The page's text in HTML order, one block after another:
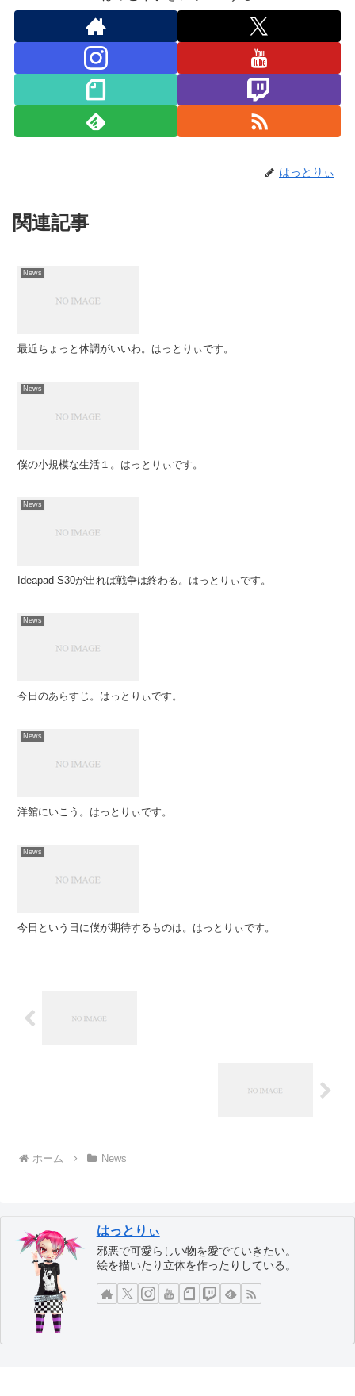
はっとりぃ
関連記事
News
最近ちょっと体調がいいわ。はっとりぃです。
News
僕の小規模な生活１。はっとりぃです。
News
Ideapad S30が出れば戦争は終わる。はっとりぃです。
News
今日のあらすじ。はっとりぃです。
News
洋館にいこう。はっとりぃです。
News
今日という日に僕が期待するものは。はっとりぃです。
ホーム News
はっとりぃ
邪悪で可愛らしい物を愛でていきたい。
絵を描いたり立体を作ったりしている。